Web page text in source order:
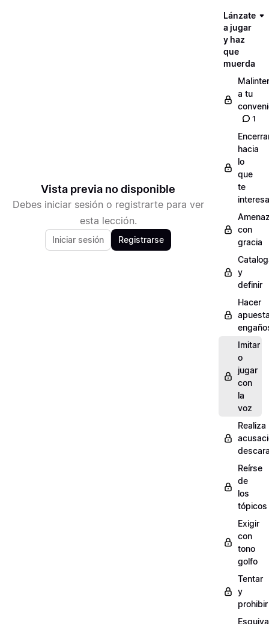
Vista previa no disponible
Debes iniciar sesión o registrarte para ver
esta lección.
Iniciar sesión Registrarse
Lánzate
a jugar
y haz
que
muerda
a tu
1
hacia
lo
que
te
interesa
con
gracia
y
definir
Hacer
Imitar
o
jugar
con
la
voz
Realiza
Reírse
de
los
tópicos
Exigir
con
tono
golfo
Tentar
y
prohibir